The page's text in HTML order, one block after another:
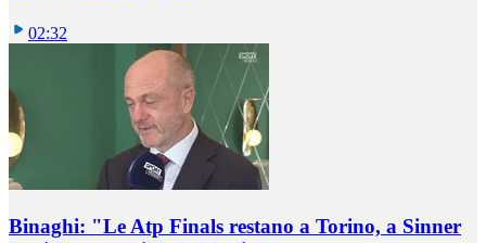
02:32
Binaghi: "Le Atp Finals restano a Torino, a Sinner